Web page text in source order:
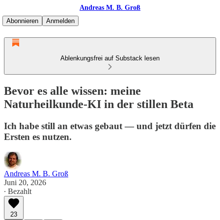
Andreas M. B. Groß
Abonnieren
Anmelden
Ablenkungsfrei auf Substack lesen
Bevor es alle wissen: meine
Naturheilkunde-KI in der stillen Beta
Ich habe still an etwas gebaut — und jetzt dürfen die
Ersten es nutzen.
Andreas M. B. Groß
Juni 20, 2026
∙ Bezahlt
23